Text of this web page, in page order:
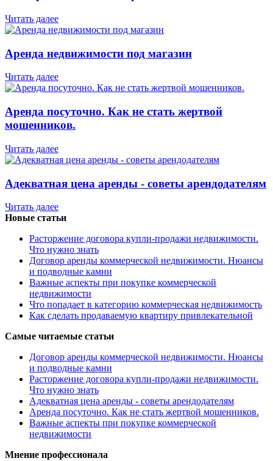
Читать далее
Аренда недвижимости под магазин
Читать далее
Аренда посуточно. Как не стать жертвой
мошенников.
Читать далее
Адекватная цена аренды - советы арендодателям
Читать далее
Новые статьи
Расторжение договора купли-продажи недвижимости.
Что нужно знать
Договор аренды коммерческой недвижимости. Нюансы
и подводные камни
Важные аспекты при покупке коммерческой
недвижимости
Что попадает в категорию коммерческая недвижимость
Как сделать продаваемую квартиру привлекательной
Самые читаемые статьи
Договор аренды коммерческой недвижимости. Нюансы
и подводные камни
Расторжение договора купли-продажи недвижимости.
Что нужно знать
Адекватная цена аренды - советы арендодателям
Аренда посуточно. Как не стать жертвой мошенников.
Важные аспекты при покупке коммерческой
недвижимости
Мнение профессионала